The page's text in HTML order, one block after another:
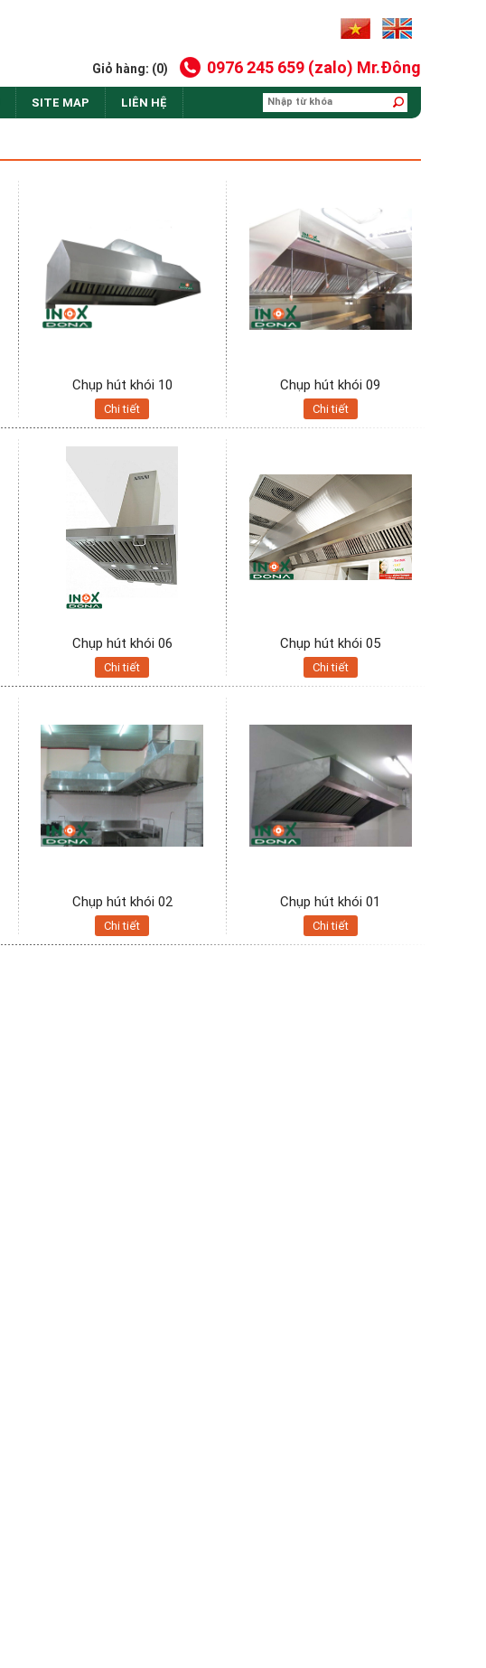
Giỏ hàng: (0) 0976 245 659 (zalo) Mr.Đông
SITE MAP LIÊN HỆ
Chụp hút khói 10
Chi tiết
Chụp hút khói 09
Chi tiết
Chụp hút khói 06
Chi tiết
Chụp hút khói 05
Chi tiết
Chụp hút khói 02
Chi tiết
Chụp hút khói 01
Chi tiết